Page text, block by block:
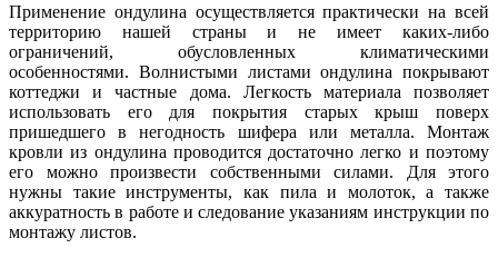
Применение ондулина осуществляется практически на всей
территорию нашей страны и не имеет каких-либо
ограничений, обусловленных климатическими
особенностями. Волнистыми листами ондулина покрывают
коттеджи и частные дома. Легкость материала позволяет
использовать его для покрытия старых крыш поверх
пришедшего в негодность шифера или металла. Монтаж
кровли из ондулина проводится достаточно легко и поэтому
его можно произвести собственными силами. Для этого
нужны такие инструменты, как пила и молоток, а также
аккуратность в работе и следование указаниям инструкции по
монтажу листов.